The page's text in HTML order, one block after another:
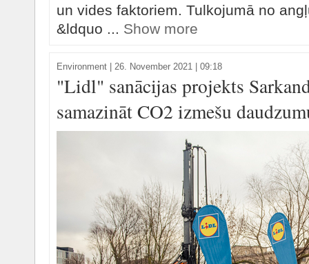
un vides faktoriem. Tulkojumā no
&ldquo ... Show more
Environment 26. November 2021 | 09:18
"Lidl" sanācijas projekts
samazināt CO2 izmešu